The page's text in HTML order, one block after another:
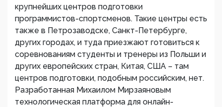
крупнейших центров подготовки
программистов-спортсменов. Такие центры есть
также в Петрозаводске, Санкт-Петербурге,
других городах, и туда приезжают готовиться к
соревнованиям студенты и тренеры из Польши и
других европейских стран, Китая, США – там
центров подготовки, подобным российским, нет.
Разработанная Михаилом Мирзаяновым
технологическая платформа для онлайн-